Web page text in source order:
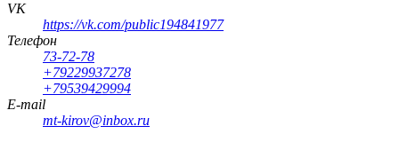
VK
https://vk.com/public194841977
Телефон
73-72-78
+79229937278
+79539429994
E-mail
mt-kirov@inbox.ru